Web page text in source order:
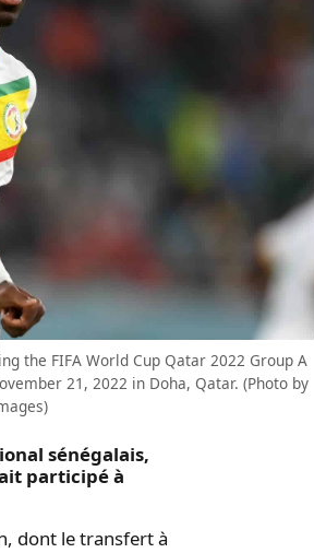
the FIFA World Cup Qatar 2022 Group A
21, 2022 in Doha, Qatar. (Photo by
sénégalais,
participé à
dont le transfert à